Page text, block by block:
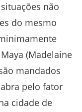
não
do mesmo
(Madelaine
mandados
pelo fator
cidade de